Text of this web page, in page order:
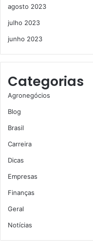
agosto 2023
julho 2023
junho 2023
Categorias
Agronegócios
Blog
Brasil
Carreira
Dicas
Empresas
Finanças
Geral
Notícias